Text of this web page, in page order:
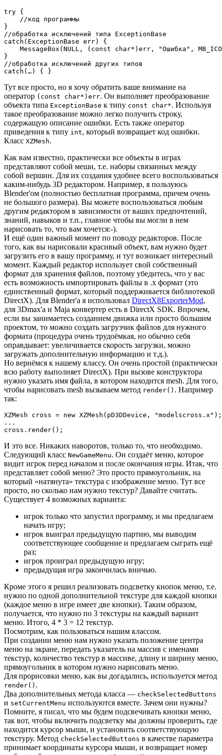
try {
    //код программы
}
//обработка исключений типа ExceptionBase
catch(ExceptionBase err) {
MessageBox(NULL, (const char*)err, "Ошибка",
}
//обработка исключений других типов
catch(…) { }
Тут все просто, но я хочу обратить ваше внимание на
оператор (const char*)err. Он выполняет преобразование
объекта типа ExceptionBase к типу const char*. Используя
такое преобразование можно легко получить строку,
содержащую описание ошибки. Есть также оператор
приведения к типу int, который возвращает код ошибки.
Класс XZMesh.
Как вам известно, практически все объекты в играх
представляют собой меши, т.е. наборы связанных между
собой вершин. Для их создания удобнее всего воспользоваться
каким-нибудь 3D редактором. Например, я пользуюсь
Blender'ом (полностью бесплатная программа, причем очень
не большого размера). Вы можете воспользоваться любым
другим редактором в зависимости от ваших предпочтений,
знаний, навыков и т.п., главное чтобы вы могли в нем
нарисовать то, что вам хочется:-).
И ещё один важный момент по поводу редакторов. После
того, как вы нарисовали красивый объект, вам нужно будет
загрузить его в вашу программу, и тут возникает интересный
момент. Каждый редактор использует свой собственный
формат для хранения файлов, поэтому убедитесь, что у вас
есть возможность импортировать файлы в .х формат (это
единственный формат, который поддерживается библиотекой
DirectX). Для Blender'а я использовал DirectX8ExporterMod,
для 3Dmax'a и Maja конвертер есть в DirectX SDK. Впрочем,
если вы занимаетесь созданием движка или просто большим
проектом, то можно создать загрузчик файлов для нужного
формата (процедура очень трудоёмкая, но обычно себя
оправдывает: увеличивается скорость загрузки, можно
загружать дополнительную информацию и т.д.).
Но вернёмся к нашему классу. Он очень простой (практически
всю работу выполняет DirectX). При вызове конструктора
нужно указать имя файла, в котором находится mesh. Для того,
чтобы нарисовать mesh вызываем метод render() . Например
так:
XZMesh cross = new XZMesh(pD3DDevice, "modelscross.x");
...
cross.render();
И это все. Никаких наворотов, только то, что необходимо.
Следующий класс NewGameMenu. Он создаёт меню, которое
видит игрок перед началом и после окончания игры. Итак, что
представляет собой меню? Это просто прямоугольник, на
который «натянута» текстура с изображение меню. Тут все
просто, но сколько нам нужно текстур? Давайте считать.
Существует 4 возможных варианта:
игрок только что запустил программу, и мы предлагаем
начать игру;
игрок выиграл предыдущую партию, мы выводим
соответствующее сообщение и предлагаем сыграть ещё
раз;
игрок проиграл предыдущую игру;
предыдущая игра закончилась вничью.
Кроме этого я решил реализовать подсветку кнопок меню, т.е.
нужно по одной дополнительной текстуре для каждой кнопки
(каждое меню в игре имеет две кнопки). Таким образом,
получается, что нужно по 3 текстуры на каждый вариант
меню. Итого, 4 * 3 = 12 текстур.
Посмотрим, как пользоваться нашим классом.
При создании меню нам нужно указать положение центра
меню на экране, передать указатель на массив с именами
текстур, количество текстур в массиве, длину и ширину меню,
прямоугольник в котором нужно нарисовать меню.
Для прорисовки меню, как вы догадались, используется метод
render() .
Два дополнительных метода класса — checkSelectedButtons
и setCurrentMenu используются вместе. Зачем они нужны?
Помните, я писал, что мы будем подсвечивать кнопки меню,
так вот, чтобы включить подсветку мы должны проверить, где
находится курсор мыши, и установить соответствующую
текстуру. Метод checkSelectedButtons в качестве параметра
принимает координаты курсора мыши, и возвращает номер